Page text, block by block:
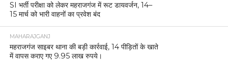
SI भर्ती परीक्षा को लेकर महराजगंज में रूट डायवर्जन, 14–
15 मार्च को भारी वाहनों का प्रवेश बंद
MAHARAJGANJ
महराजगंज साइबर थाना की बड़ी कार्रवाई, 14 पीड़ितों के खाते
में वापस कराए गए 9.95 लाख रुपये।